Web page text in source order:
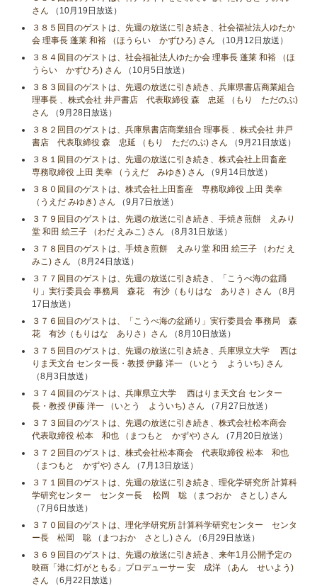
さん （10月19日放送）
３８５回目のゲストは、先週の放送に引き続き、社会福祉法人ゆたか
会 理事長 蓬莱 和裕 （ほうらい かずひろ) さん （10月12日放送）
３８４回目のゲストは、社会福祉法人ゆたか会 理事長 蓬莱 和裕 （ほ
うらい かずひろ) さん （10月5日放送）
３８３回目のゲストは、先週の放送に引き続き、兵庫県書店商業組合
理事長 、株式会社 井戸書店 代表取締役 森 忠延 （もり ただのぶ)
さん （9月28日放送）
３８２回目のゲストは、兵庫県書店商業組合 理事長 、株式会社 井戸
書店 代表取締役 森 忠延 （もり ただのぶ) さん （9月21日放送）
３８１回目のゲストは、先週の放送に引き続き、株式会社上田畜産
専務取締役 上田 美幸 （うえだ みゆき) さん （9月14日放送）
３８０回目のゲストは、株式会社上田畜産 専務取締役 上田 美幸
（うえだ みゆき) さん （9月7日放送）
３７９回目のゲストは、先週の放送に引き続き、手焼き煎餅 えみり
堂 和田 絵三子 （わだ えみこ) さん （8月31日放送）
３７８回目のゲストは、手焼き煎餅 えみり堂 和田 絵三子 （わだ え
みこ) さん （8月24日放送）
３７７回目のゲストは、先週の放送に引き続き、「こうべ海の盆踊
り」実行委員会 事務局 森花 有沙（もりはな ありさ）さん （8月
17日放送）
３７６回目のゲストは、「こうべ海の盆踊り」実行委員会 事務局 森
花 有沙（もりはな ありさ）さん （8月10日放送）
３７５回目のゲストは、先週の放送に引き続き、兵庫県立大学 西は
りま天文台 センター長・教授 伊藤 洋一 （いとう よういち) さん
（8月3日放送）
３７４回目のゲストは、兵庫県立大学 西はりま天文台 センター
長・教授 伊藤 洋一 （いとう よういち) さん （7月27日放送）
３７３回目のゲストは、先週の放送に引き続き、株式会社松本商会
代表取締役 松本 和也 （まつもと かずや) さん （7月20日放送）
３７２回目のゲストは、株式会社松本商会 代表取締役 松本 和也
（まつもと かずや) さん （7月13日放送）
３７１回目のゲストは、先週の放送に引き続き、理化学研究所 計算科
学研究センター センター長 松岡 聡 （まつおか さとし) さん
（7月6日放送）
３７０回目のゲストは、理化学研究所 計算科学研究センター センタ
ー長 松岡 聡 （まつおか さとし) さん （6月29日放送）
３６９回目のゲストは、先週の放送に引き続き、来年1月公開予定の
映画「港に灯がともる」プロデューサー 安 成洋 （あん せいよう)
さん （6月22日放送）